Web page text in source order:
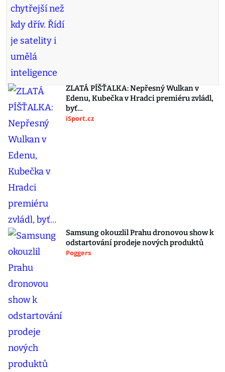
ZLATÁ PÍŠŤALKA: Nepřesný Wulkan v
Edenu, Kubečka v Hradci premiéru zvládl,
byť…
iSport.cz
Samsung okouzlil Prahu dronovou show k
odstartování prodeje nových produktů
Poggers